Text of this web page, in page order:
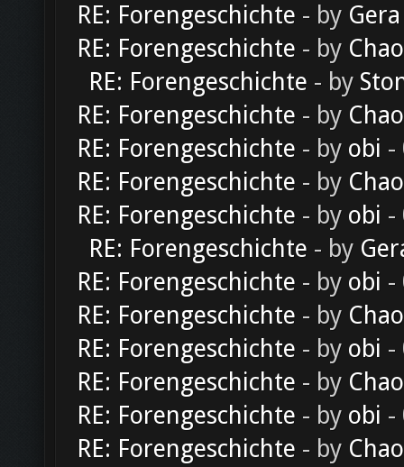
RE: Forengeschichte - by Gera
RE: Forengeschichte - by
RE: Forengeschichte - by
RE: Forengeschichte - by
RE: Forengeschichte - by obi -
RE: Forengeschichte - by
RE: Forengeschichte - by obi -
RE: Forengeschichte - by
RE: Forengeschichte - by obi -
RE: Forengeschichte - by
RE: Forengeschichte - by obi -
RE: Forengeschichte - by
RE: Forengeschichte - by obi -
RE: Forengeschichte - by